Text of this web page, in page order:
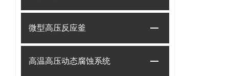
微型高压反应釜
高温高压动态腐蚀系统